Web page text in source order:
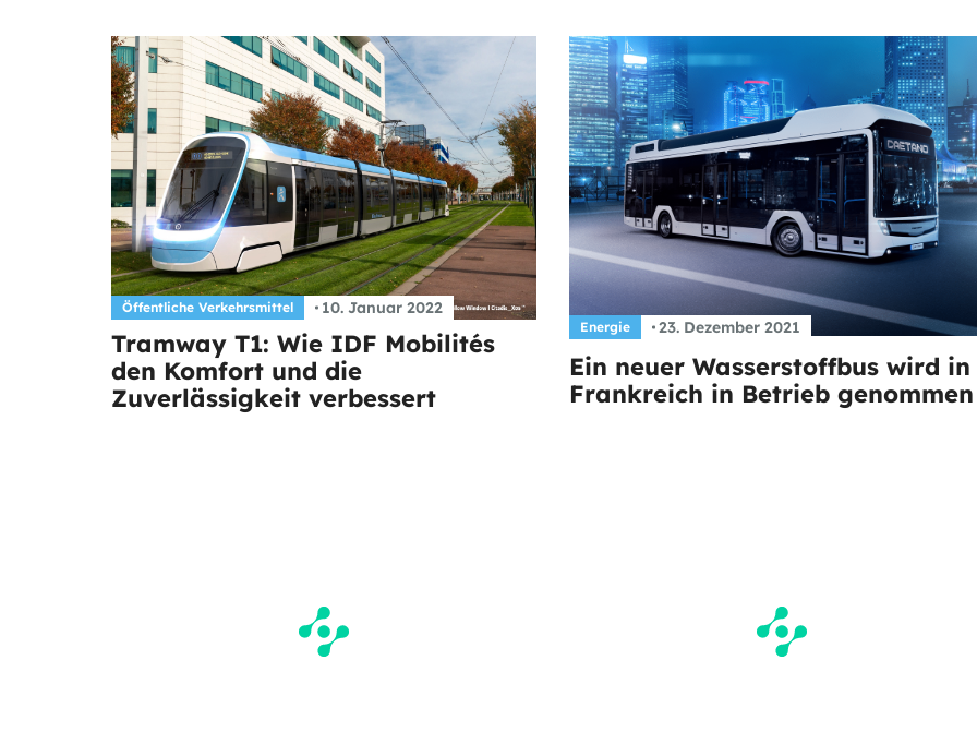
Öffentliche Verkehrsmittel 10. Januar 2022
Tramway T1: Wie IDF Mobilités
den Komfort und die
Zuverlässigkeit verbessert
Energie 23. Dezember 2021
Ein neuer Wasserstoffbus wird in
Frankreich in Betrieb genommen